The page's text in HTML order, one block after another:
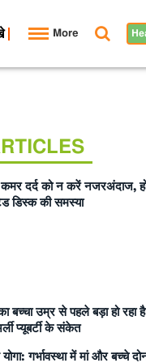
More
दर्द को न करें नजरअंदाज,
डिस्क की समस्या
बच्चा उम्र से पहले बड़ा हो रहा
प्यूबर्टी के संकेत
गर्भावस्था में मां और बच्चे